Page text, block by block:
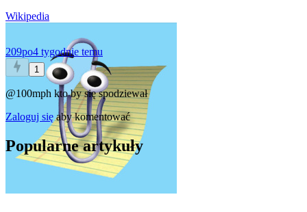
Wikipedia
209po4 tygodnie temu
1
@100mph kto by się spodziewał
Zaloguj sięaby komentować
Popularne artykuły